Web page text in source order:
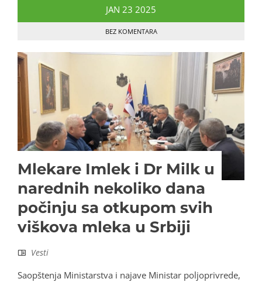
JAN 23 2025
BEZ KOMENTARA
Mlekare Imlek i Dr Milk u
narednih nekoliko dana
počinju sa otkupom svih
viškova mleka u Srbiji
Vesti
Saopštenja Ministarstva i najave Ministar poljoprivrede,